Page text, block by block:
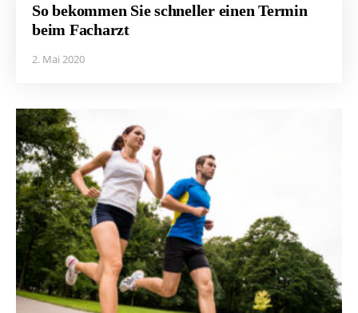
So bekommen Sie schneller einen Termin
beim Facharzt
2. Mai 2020